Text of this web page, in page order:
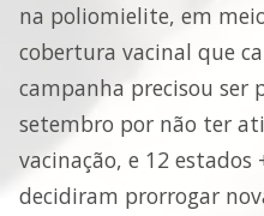
na poliomielite, em
cobertura vacinal que
campanha precisou ser
setembro por não ter
vacinação, e 12
decidiram prorrogar